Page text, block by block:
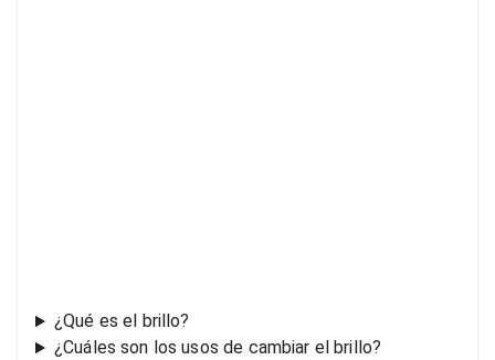
¿Qué es el brillo?
¿Cuáles son los usos de cambiar el brillo?